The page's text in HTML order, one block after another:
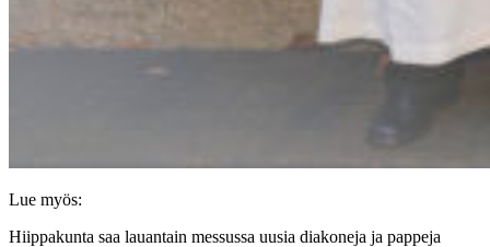
Lue myös:
Hiippakunta saa lauantain messussa uusia diakoneja ja pappeja